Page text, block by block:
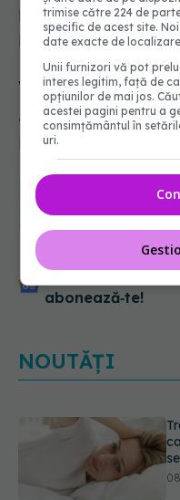
publică, potrivit
Ministerului Sănătății.
Vezi și:Legea
APEL: Riscul
Europa
medical Ministerul
asistenta medicala
Urmărește-ne și
abonează‑te!
NOUTĂȚI
trimise către 224 de
specific de acest site.
date exacte de
Unii furnizori vă pot
interes legitim, față de
opțiunilor de mai jos.
acestei pagini pentru a
consimțământul în
uri.